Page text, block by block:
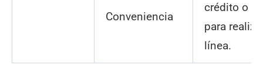
Conveniencia
crédito o
para
línea.